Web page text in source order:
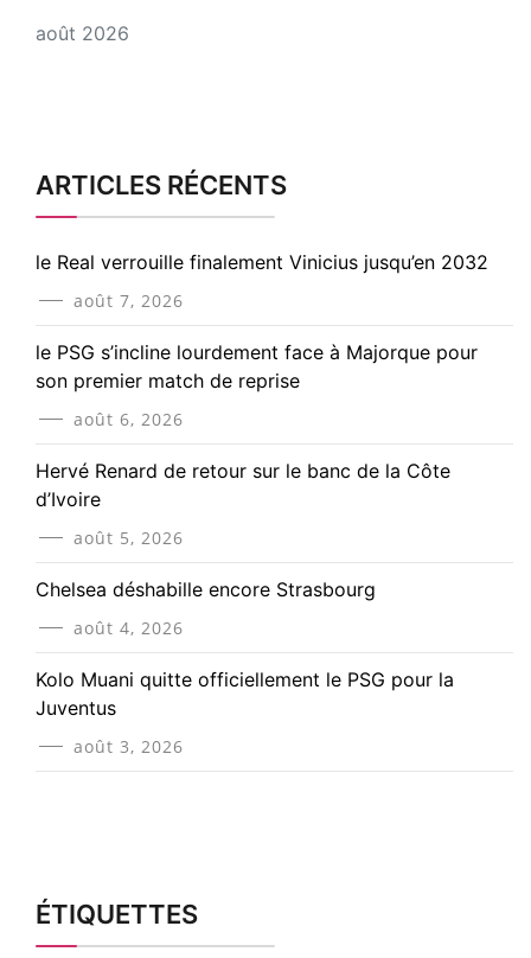
août 2026
ARTICLES RÉCENTS
le Real verrouille finalement Vinicius jusqu’en 2032
août 7, 2026
le PSG s’incline lourdement face à Majorque pour
son premier match de reprise
août 6, 2026
Hervé Renard de retour sur le banc de la Côte
d’Ivoire
août 5, 2026
Chelsea déshabille encore Strasbourg
août 4, 2026
Kolo Muani quitte officiellement le PSG pour la
Juventus
août 3, 2026
ÉTIQUETTES